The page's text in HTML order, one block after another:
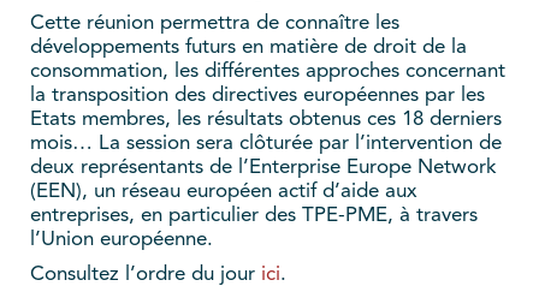
Cette réunion permettra de connaître les
développements futurs en matière de droit de la
consommation, les différentes approches concernant
la transposition des directives européennes par les
Etats membres, les résultats obtenus ces 18 derniers
mois… La session sera clôturée par l’intervention de
deux représentants de l’Enterprise Europe Network
(EEN), un réseau européen actif d’aide aux
entreprises, en particulier des TPE-PME, à travers
l’Union européenne.
Consultez l’ordre du jour ici.